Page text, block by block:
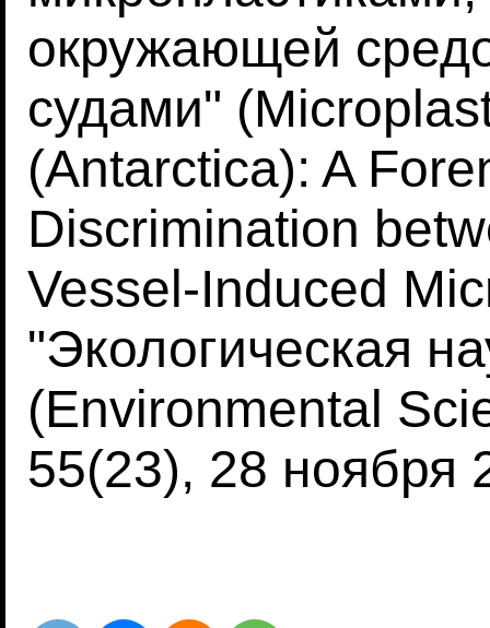
окружающей
судами"
(Antarctica): A
Discrimination
Vessel-Induced
"Экологическая
(Environmental
55(23), 28 ноября